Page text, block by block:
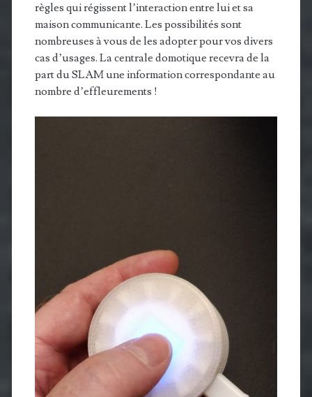
règles qui régissent l’interaction entre lui et sa
maison communicante. Les possibilités sont
nombreuses à vous de les adopter pour vos divers
cas d’usages. La centrale domotique recevra de la
part du SLAM une information correspondante au
nombre d’effleurements !